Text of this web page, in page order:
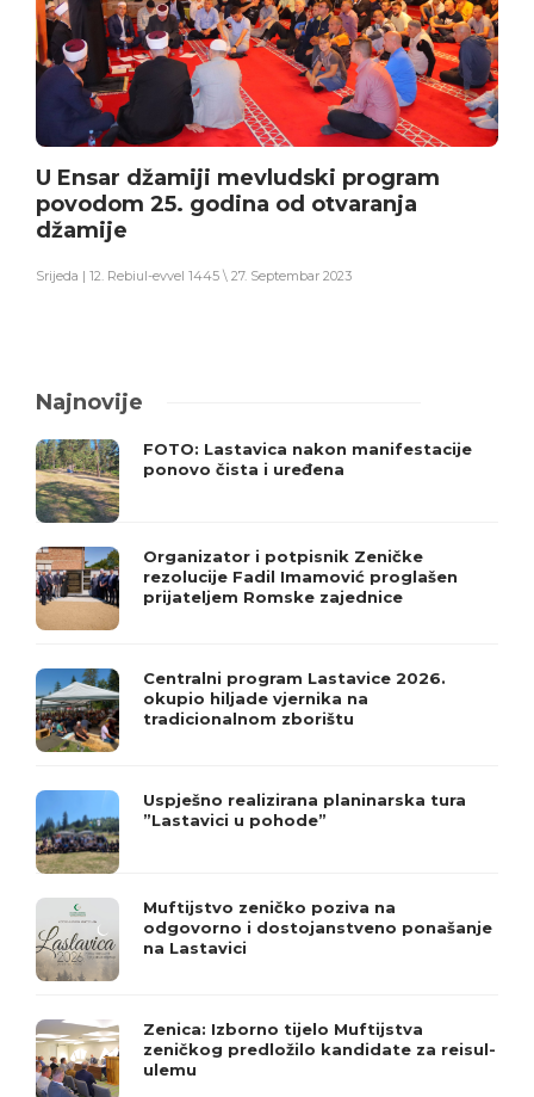
U Ensar džamiji mevludski program
povodom 25. godina od otvaranja
džamije
Srijeda | 12. Rebiul-evvel 1445 \ 27. Septembar 2023
Najnovije
FOTO: Lastavica nakon manifestacije
ponovo čista i uređena
Organizator i potpisnik Zeničke
rezolucije Fadil Imamović proglašen
prijateljem Romske zajednice
Centralni program Lastavice 2026.
okupio hiljade vjernika na
tradicionalnom zborištu
Uspješno realizirana planinarska tura
”Lastavici u pohode”
Muftijstvo zeničko poziva na
odgovorno i dostojanstveno ponašanje
na Lastavici
Zenica: Izborno tijelo Muftijstva
zeničkog predložilo kandidate za reisul-
ulemu